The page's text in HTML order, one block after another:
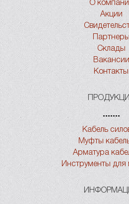
О
Акции
Партнеры
Склады
Вакансии
Контакты
Кабель
Муфты
Арматура
Инструменты для